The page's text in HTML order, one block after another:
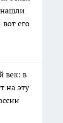
его
век: в
на эту